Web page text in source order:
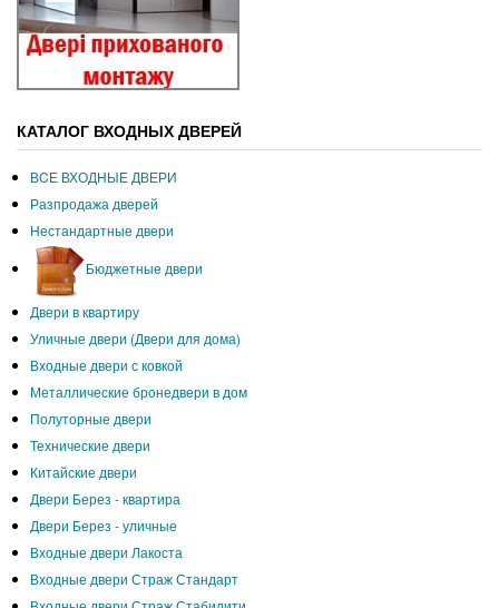
КАТАЛОГ ВХОДНЫХ ДВЕРЕЙ
ВCЕ ВХОДНЫЕ ДВЕРИ
Разпродажа дверей
Нестандартные двери
Бюджетные двери
Двери в квартиру
Уличные двери (Двери для дома)
Входные двери с ковкой
Металлические бронедвери в дом
Полуторные двери
Технические двери
Китайские двери
Двери Берез - квартира
Двери Берез - уличные
Входные двери Лакоста
Входные двери Страж Стандарт